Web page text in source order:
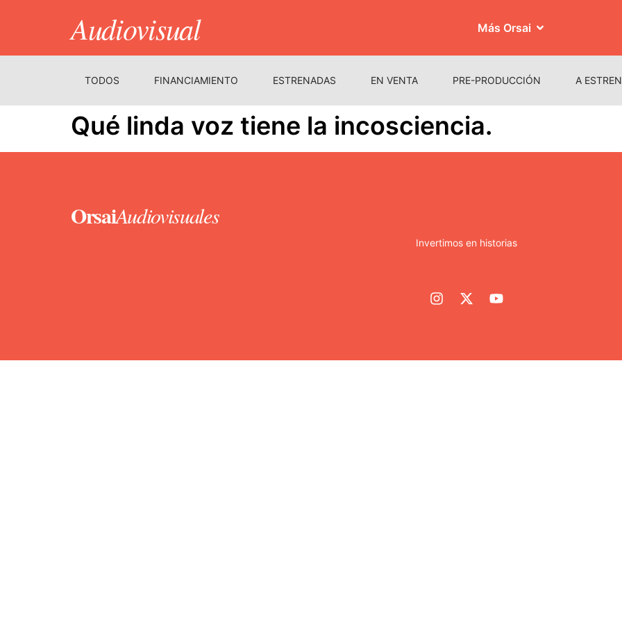
Audiovisual Más Orsai
TODOS FINANCIAMIENTO ESTRENADAS EN VENTA PRE-PRODUCCIÓN A
Qué linda voz tiene la incosciencia.
OrsaiAudiovisuales
Invertimos en historias